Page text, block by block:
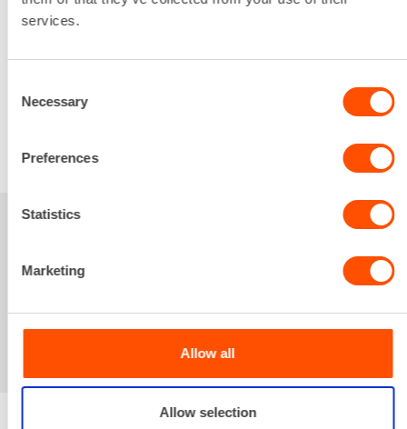
services.
Selection
Necessary
Preferences
Statistics
Marketing
Allow all
Allow selection
kiinnostaa myös